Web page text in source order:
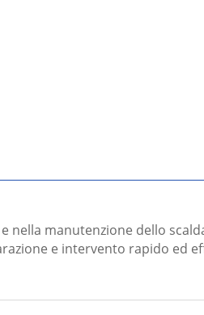
nella manutenzione dello
e intervento rapido ed